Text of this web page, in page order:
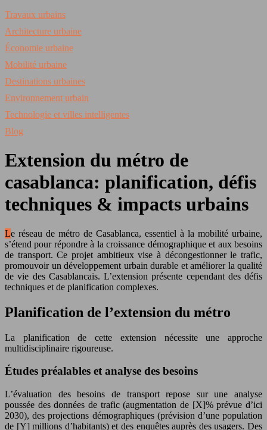
Travaux urbains
Architecture urbaine
Économie urbaine
Mobilité urbaine
Destinations urbaines
Environnement urbain
Technologie et villes intelligentes
Blog
Extension du métro de
casablanca: planification, défis
techniques & impacts urbains
Le réseau de métro de Casablanca, essentiel à la mobilité urbaine,
s’étend pour répondre à la croissance démographique et aux besoins
de transport. Ce projet ambitieux vise à décongestionner le trafic,
promouvoir un développement urbain durable et améliorer la qualité
de vie des Casablancais. L’extension présente cependant des défis
techniques et de planification complexes.
Planification de l’extension du métro
La planification de cette extension nécessite une approche
multidisciplinaire rigoureuse.
Études préalables et analyse des besoins
L’évaluation des besoins de transport repose sur une analyse
poussée des données de trafic (augmentation de [X]% prévue d’ici
2030), des projections démographiques (prévision d’une population
de [Y] millions d’habitants) et des enquêtes auprès des usagers. Des